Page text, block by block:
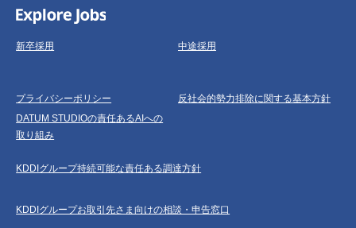
新卒採用 中途採用
プライバシーポリシー
反社会的勢力排除に関する基本方針
DATUM STUDIOの責任あるAIへの
取り組み
KDDIグループ持続可能な責任ある調達方針
KDDIグループお取引先さま向けの相談・申告窓口